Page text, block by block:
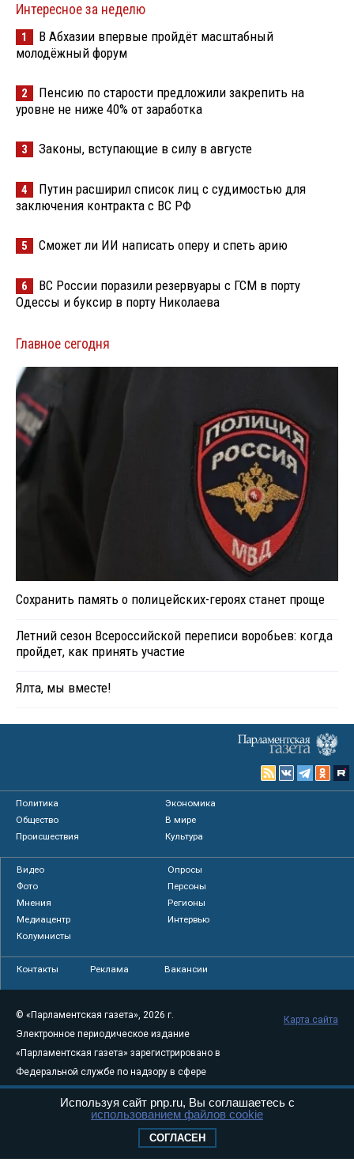
Интересное за неделю
1
В Абхазии впервые пройдёт масштабный
молодёжный форум
2
Пенсию по старости предложили закрепить на
уровне не ниже 40% от заработка
3 Законы, вступающие в силу в августе
4
Путин расширил список лиц с судимостью для
заключения контракта с ВС РФ
5 Сможет ли ИИ написать оперу и спеть арию
6
ВС России поразили резервуары с ГСМ в порту
Одессы и буксир в порту Николаева
Главное сегодня
Сохранить память о полицейских-героях станет проще
Летний сезон Всероссийской переписи воробьев: когда
пройдет, как принять участие
Ялта, мы вместе!
Политика
Экономика
Общество
В мире
Происшествия
Культура
Видео
Опросы
Фото
Персоны
Мнения
Регионы
Медиацентр
Интервью
Колумнисты
Контакты Реклама Вакансии
© «Парламентская газета», 2026 г.
Электронное периодическое издание
«Парламентская газета» зарегистрировано в
Федеральной службе по надзору в сфере
связи, информационных технологий и
массовых коммуникаций (Роскомнадзор) 05
Свидетельство о регистрации Эл № ФС77-
Карта сайта
Используя сайт pnp.ru, Вы соглашаетесь с
использованием файлов cookie
СОГЛАСЕН